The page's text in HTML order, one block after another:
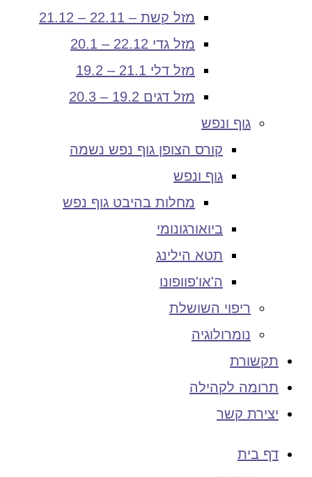
מזל קשת – 22.11 – 21.12
מזל גדי 22.12 – 20.1
מזל דלי 21.1 – 19.2
מזל דגים 19.2 – 20.3
גוף ונפש
קורס הצופן גוף נפש נשמה
גוף ונפש
מחלות בהיבט גוף נפש
ביואורגונומי
תטא הילינג
ה'או'פוופונו
ריפוי השושלת
נומרולוגיה
תקשורת
תרומה לקהילה
יצירת קשר
דף בית